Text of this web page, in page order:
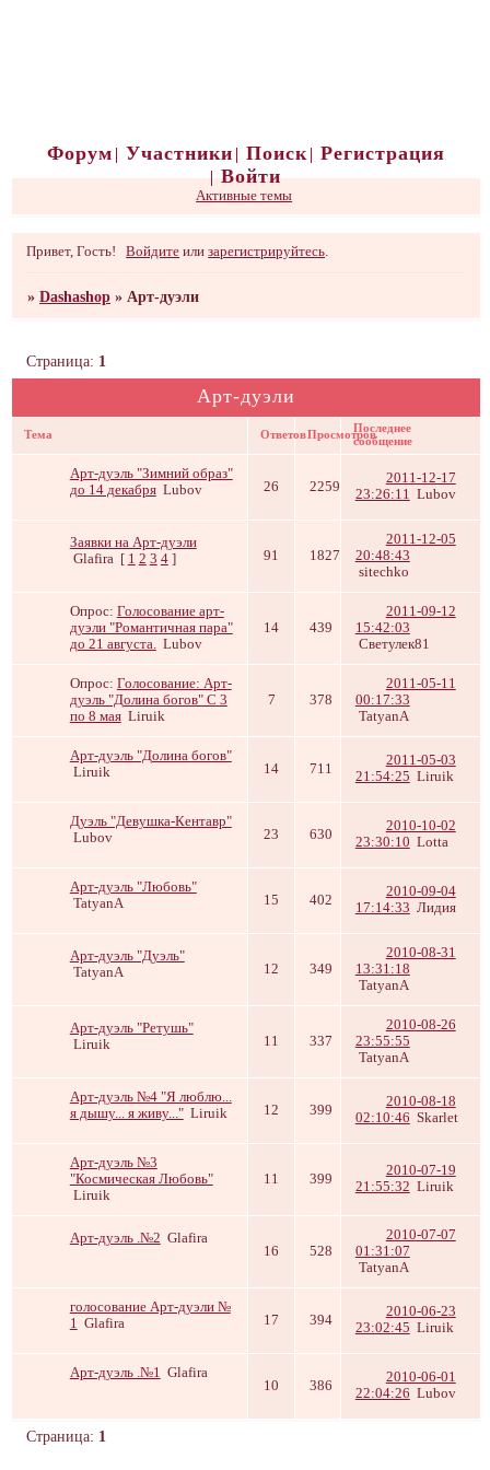
Форум Участники Поиск
Регистрация
Войти
Активные темы
Привет, Гость! Войдите илизарегистрируйтесь
»Dashashop » Арт-дуэли
Арт-дуэли
Страница: 1
Тема ОтветовПросмотровПоследнее
сообщение
Арт-дуэль "Зимний образ"
до 14 декабря Lubov 26 2259
2011-12-17
23:26:11 Lubov
Заявки на Арт-дуэли
Glafira [ 1 2 3 4 ] 91 1827
2011-12-05
20:48:43
sitechko
Опрос: Голосование арт-
дуэли "Романтичная пара"
до 21 августа. Lubov
14 439
2011-09-12
15:42:03
Светулек81
Опрос: Голосование: Арт-
дуэль "Долина богов" С 3
по 8 мая Liruik
7 378
2011-05-11
00:17:33
TatyanA
Арт-дуэль "Долина богов"
Liruik
14 711
2011-05-03
21:54:25 Liruik
Дуэль "Девушка-Кентавр"
Lubov
23 630
2010-10-02
23:30:10 Lotta
Арт-дуэль "Любовь"
TatyanA
15 402
2010-09-04
17:14:33 Лидия
Арт-дуэль "Дуэль"
TatyanA
12 349
2010-08-31
13:31:18
TatyanA
Арт-дуэль "Ретушь"
Liruik
11 337
2010-08-26
23:55:55
TatyanA
Арт-дуэль №4 "Я люблю...
я дышу... я живу..." Liruik 12 399
2010-08-18
02:10:46 Skarlet
Арт-дуэль №3
"Космическая Любовь"
Liruik
11 399
2010-07-19
21:55:32 Liruik
Арт-дуэль .№2 Glafira
16
528
2010-07-07
01:31:07
TatyanA
голосование Арт-дуэли №
1 Glafira 17 394
2010-06-23
23:02:45 Liruik
Арт-дуэль .№1 Glafira
10
386
2010-06-01
22:04:26 Lubov
Страница: 1